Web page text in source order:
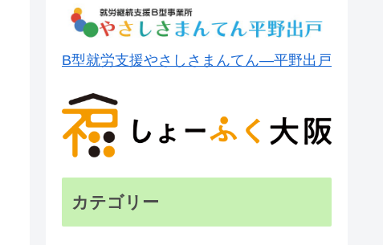
B型就労支援やさしさまんてん―平野出戸
カテゴリー